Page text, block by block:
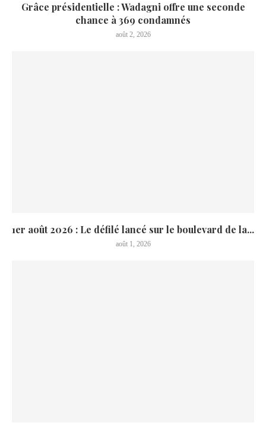
Grâce présidentielle : Wadagni offre une seconde
chance à 369 condamnés
août 2, 2026
1er août 2026 : Le défilé lancé sur le boulevard de la...
août 1, 2026